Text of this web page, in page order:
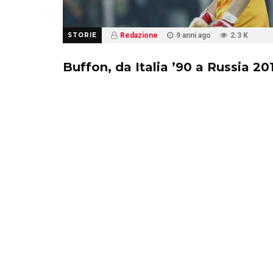
STORIE Redazione 9 anni ago 2.3 K
Buffon, da Italia ’90 a Russia